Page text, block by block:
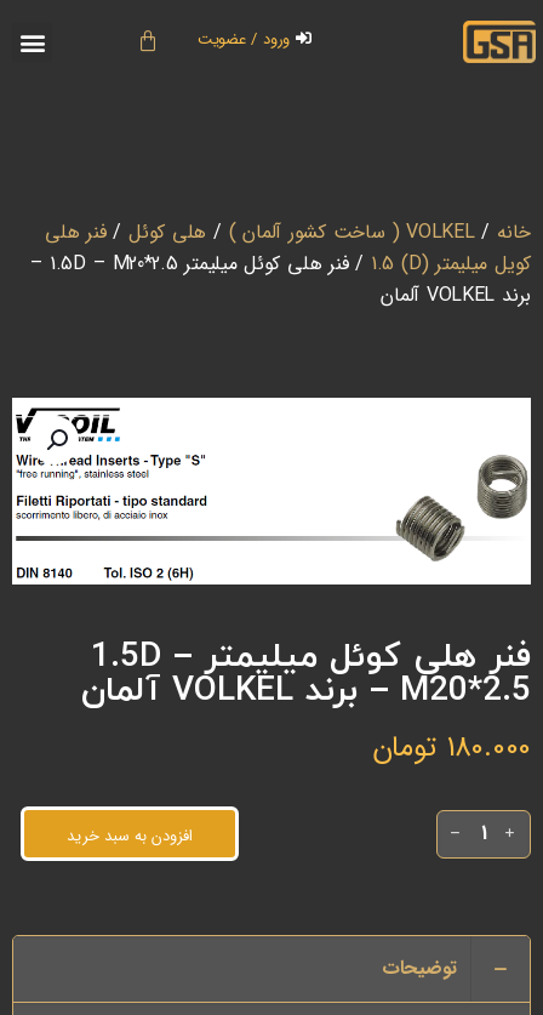
ورود / عضویت
خانه /VOLKEL ( ساخت کشور آلمان ) / هلی کوئل/فنر هلی
کویل میلیمتر (D) 1.5
/ فنر هلی کوئل میلیمتر 1.5D – M20*2.5 –
برند VOLKEL آلمان
فنر هلی کوئل میلیمتر 1.5D –
M20*2.5 – برند VOLKEL آلمان
180.000 تومان
افزودن به سبد خرید
توضیحات